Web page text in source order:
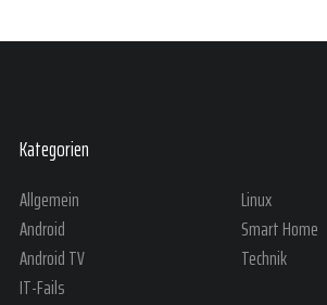
Kategorien
Allgemein
Android
Android TV
IT-Fails
Linux
Smart Home
Technik